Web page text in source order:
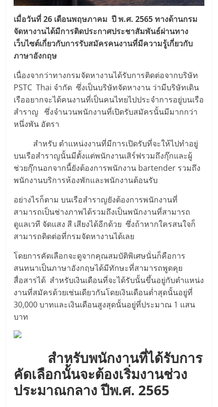
เมื่อวันที่ 26 เดือนพฤษภาคม ปี พ.ศ. 2565 ทางด้านกรม
จัดหางานได้มีการติดประกาศประชาสัมพันธ์ผ่านทาง
เว็บไซต์เกี่ยวกับการรับสมัครคนงานที่มีความรู้เกี่ยวกับ
ภาษาอังกฤษ
เนื่องจากว่าทางกรมจัดหางานได้รับการติดต่อจากบริษัท
PSTC Thai จำกัด ซึ่งเป็นบริษัทจัดหางาน ว่ามีบริษัทเดิน
เรืออยากจะได้คนงานที่เป็นคนไทยไปประจำการอยู่บนเรือ
สำราญ ซึ่งจำนวนพนักงานที่เปิดรับสมัครนั้นมีมากกว่า
หนึ่งพัน อัตรา
สำหรับ ตำแหน่งงานที่มีการเปิดรับที่จะให้ไปทำอยู่
บนเรือสำราญนั้นมีตั้งแต่พนักงานเสิร์ฟรวมถึงกุ๊กและผู้
ช่วยกุ๊กนอกจากนี้ยังต้องการพนักงาน bartender รวมถึง
พนักงานบริการห้องพักและพนักงานต้อนรับ
อย่างไรก็ตาม บนเรือสำราญยังต้องการพนักงานที่
สามารถเป็นช่างภาพได้รวมถึงเป็นพนักงานที่สามารถ
ดูแลเวที จัดแสง สี เสียงได้อีกด้วย ซึ่งถ้าหากใครสนใจก็
สามารถติดต่อที่กรมจัดหางานได้เลย
โดยการคัดเลือกจะดูจากคุณสมบัติพิเศษนั่นก็คือการ
สนทนาเป็นภาษาอังกฤษได้มีทักษะที่สามารถพูดคุย
สื่อสารได้ สำหรับเงินเดือนที่จะได้รับนั้นขึ้นอยู่กับตำแหน่ง
งานที่สมัครด้วยเช่นเดียวกันโดยเงินเดือนต่ำสุดนั้นอยู่ที่
30,000 บาทและเงินเดือนสูงสุดนั้นอยู่ที่ประมาณ 1 แสน
บาท
สำหรับพนักงานที่ได้รับการ
คัดเลือกนั้นจะต้องเริ่มงานช่วง
ประมาณกลาง ปีพ.ศ. 2565